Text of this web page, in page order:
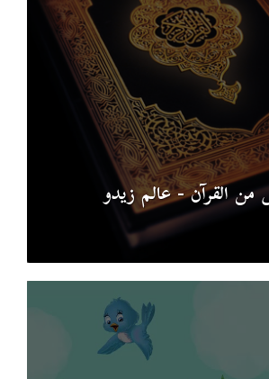
القرآن - عالم زيدو